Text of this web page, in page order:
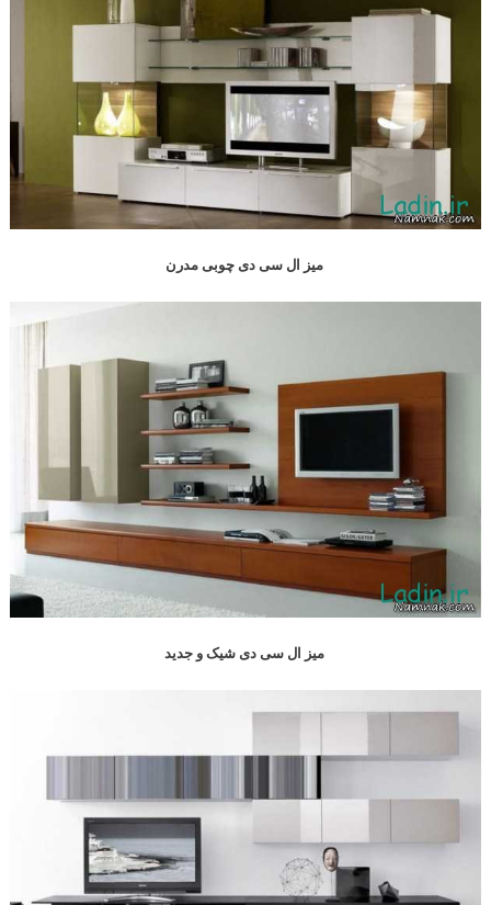
میز ال سی دی چوبی مدرن
میز ال سی دی شیک و جدید